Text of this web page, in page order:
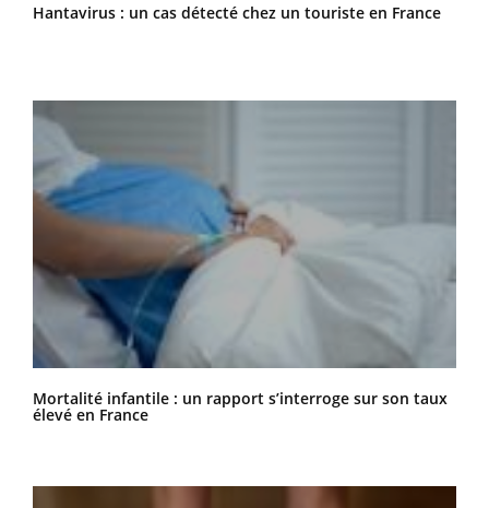
Hantavirus : un cas détecté chez un touriste en France
Mortalité infantile : un rapport s’interroge sur son taux
élevé en France